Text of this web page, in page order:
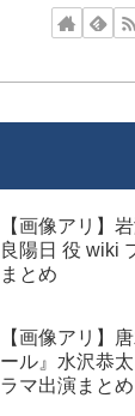
【画像アリ】
良陽日 役 wiki
まとめ
【画像アリ】
ール』水沢恭
ラマ出演まとめ